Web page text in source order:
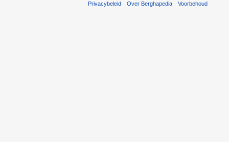
Privacybeleid Over Berghapedia Voorbehoud